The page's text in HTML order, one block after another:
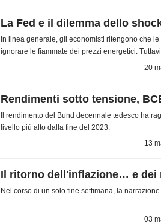
La Fed e il dilemma dello
In linea generale, gli economisti ritengono che
ignorare le fiammate dei prezzi energetici.
20
Rendimenti sotto tensione,
Il rendimento del Bund decennale tedesco ha
livello più alto dalla fine del 2023.
13
Il ritorno dell'inflazione… e dei
Nel corso di un solo fine settimana, la
03